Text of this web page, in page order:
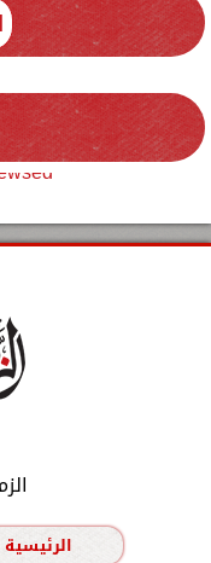
الرئيسية